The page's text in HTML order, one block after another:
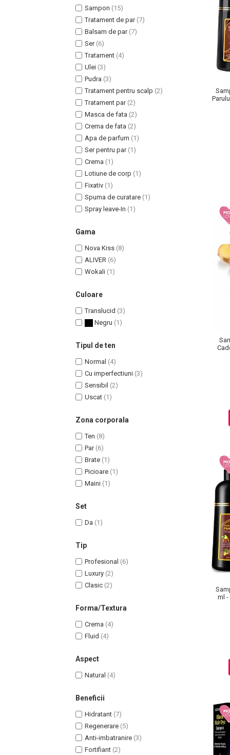
Uleiuri Unghii / Cuticule
Produse Curatare Ten
Demachiant si Apa Micelara
Sampon (15)
Tratament de par (7)
Balsam de par (7)
Ser (6)
Tratament (4)
Ulei (3)
Pudra (3)
Tratament pentru scalp (2)
Tratament par (2)
Masca de fata (2)
Crema de fata (2)
Apa de parfum (1)
Ser pentru par (1)
Crema (1)
Lotiune de corp (1)
Fixativ (1)
Spuma de curatare (1)
Spray leave-In (1)
Gama
Nova Kiss (8)
ALIVER (6)
Wokali (1)
Culoare
Translucid (3)
Negru (1)
Tipul de ten
Normal (4)
Cu imperfectiuni (3)
Sensibil (2)
Uscat (1)
Zona corporala
Ten (8)
Par (6)
Brate (1)
Picioare (1)
Maini (1)
Set
Da (1)
Tip
Profesional (6)
Luxury (2)
Clasic (2)
Forma/Textura
Crema (4)
Fluid (4)
Aspect
Natural (4)
Beneficii
Hidratant (7)
Regenerare (5)
Anti-imbatranire (3)
Fortifiant (2)
si
ml